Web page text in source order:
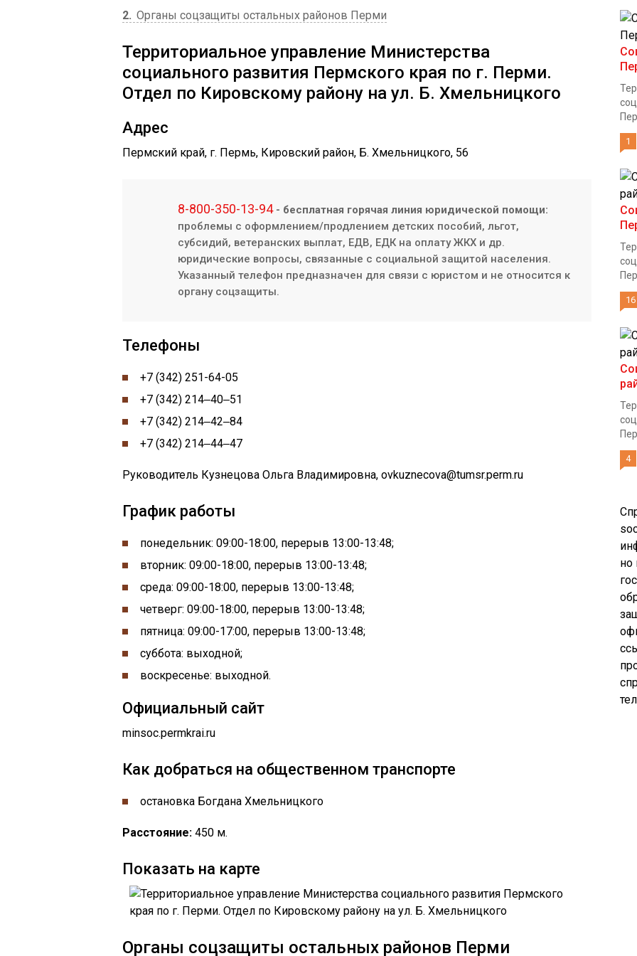
2 Органы соцзащиты остальных районов Перми
Территориальное управление Министерства
социального развития Пермского края по г. Перми.
Отдел по Кировскому району на ул. Б. Хмельницкого
Адрес
Пермский край, г. Пермь, Кировский район, Б. Хмельницкого, 56
8-800-350-13-94- бесплатная горячая линия юридической помощи:
проблемы с оформлением/продлением детских пособий, льгот,
субсидий, ветеранских выплат, ЕДВ, ЕДК на оплату ЖКХ и др.
юридические вопросы, связанные с социальной защитой населения.
Указанный телефон предназначен для связи с юристом и не относится к
органу соцзащиты.
Телефоны
+7 (342) 251-64-05
+7 (342) 214‒40‒51
+7 (342) 214‒42‒84
+7 (342) 214‒44‒47
Руководитель Кузнецова Ольга Владимировна, ovkuznecova@tumsr.perm.ru
График работы
понедельник: 09:00-18:00, перерыв 13:00-13:48;
вторник: 09:00-18:00, перерыв 13:00-13:48;
среда: 09:00-18:00, перерыв 13:00-13:48;
четверг: 09:00-18:00, перерыв 13:00-13:48;
пятница: 09:00-17:00, перерыв 13:00-13:48;
суббота: выходной;
воскресенье: выходной.
Официальный сайт
minsoc.permkrai.ru
Как добраться на общественном транспорте
остановка ​​Богдана Хмельницкого
Расстояние: 450 м.
Показать на карте
Органы соцзащиты остальных районов Перми
1
16
4
но